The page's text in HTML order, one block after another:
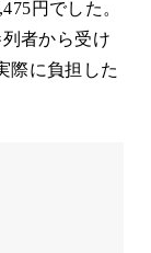
円でした。
者から受け
際に負担した